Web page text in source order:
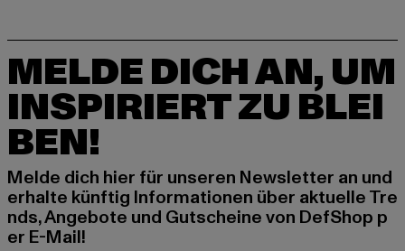
MELDE DICH AN, UM
INSPIRIERT ZU BLEI
BEN!
Melde dich hier für unseren Newsletter an und
erhalte künftig Informationen über aktuelle Tre
nds, Angebote und Gutscheine von DefShop p
er E-Mail!